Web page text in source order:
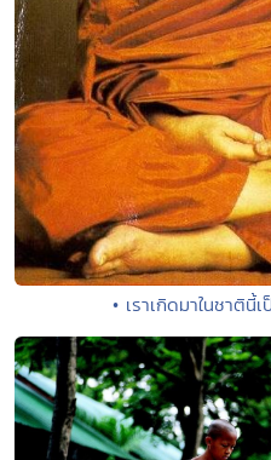
• เราเกิดมาในชาติ